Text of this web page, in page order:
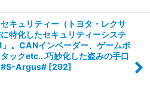
キュリティー（トヨタ・レクサ
特化したセキュリティーシステ
」。CANインベーダー、ゲームボ
ックetc...巧妙化した盗みの手口
#S-Argus# [292]